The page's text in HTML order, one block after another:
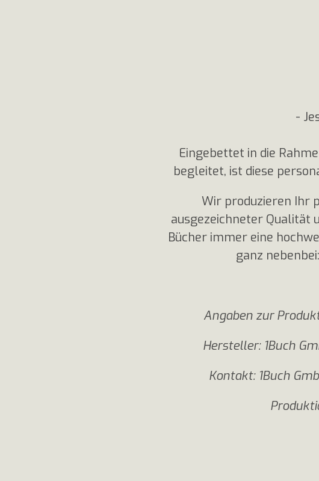
-
Eingebettet in die
begleitet, ist diese
Wir produzieren Ihr
ausgezeichneter Qualität
Bücher immer eine
ganz
Angaben zur
Hersteller: 1Buch
Kontakt: 1Buch